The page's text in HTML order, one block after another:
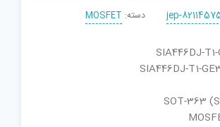
jep- دسته: MOSFET